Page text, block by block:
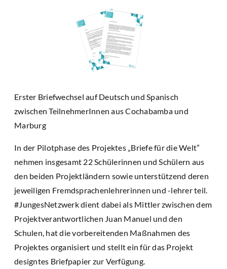
Erster Briefwechsel auf Deutsch und Spanisch
zwischen TeilnehmerInnen aus Cochabamba und
Marburg
In der Pilotphase des Projektes „Briefe für die Welt”
nehmen insgesamt 22 Schülerinnen und Schülern aus
den beiden Projektländern sowie unterstützend deren
jeweiligen Fremdsprachenlehrerinnen und -lehrer teil.
#JungesNetzwerk dient dabei als Mittler zwischen dem
Projektverantwortlichen Juan Manuel und den
Schulen, hat die vorbereitenden Maßnahmen des
Projektes organisiert und stellt ein für das Projekt
designtes Briefpapier zur Verfügung.